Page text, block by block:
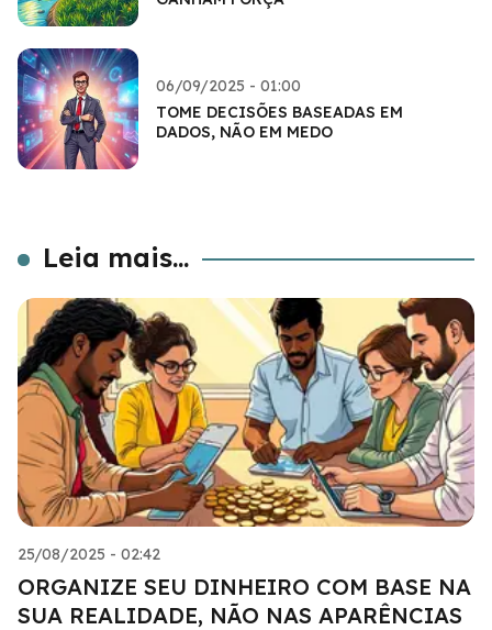
06/09/2025 - 01:00
TOME DECISÕES BASEADAS EM
DADOS, NÃO EM MEDO
Leia mais...
25/08/2025 - 02:42
ORGANIZE SEU DINHEIRO COM BASE NA
SUA REALIDADE, NÃO NAS APARÊNCIAS